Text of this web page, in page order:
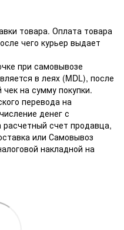
товара. Оплата товара
чего курьер выдает
при самовывозе
в леях (MDL), после
на сумму покупки.
перевода на
денег с
расчетный счет продавца,
или Самовывоз
накладной на